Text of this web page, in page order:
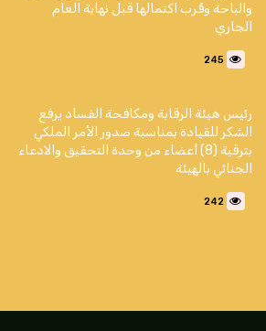
والباحة وقُرب اكتمالها قبل نهاية العام
الجاري
245
رئيس هيئة الرقابة ومكافحة الفساد يرفع
الشكر للقيادة بمناسبة صدور الأمر الملكي
بترقية (8) أعضاء من وحدة التحقيق والادعاء
الجنائي بالهيئة
242